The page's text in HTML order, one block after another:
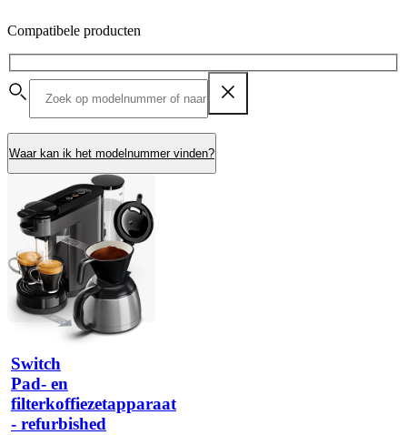
Compatibele producten
Waar kan ik het modelnummer vinden?
Switch
Pad- en
filterkoffiezetapparaat
- refurbished